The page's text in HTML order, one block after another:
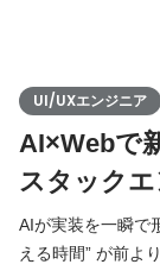
UI/UXエンジニア
AI×Webで
スタックエ
AIが実装を一瞬で
える時間” が前よりずっ